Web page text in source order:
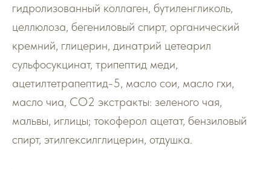
гидролизованный коллаген, бутиленгликоль,
целлюлоза, бегениловый спирт, органический
кремний, глицерин, динатрий цетеарил
сульфосукцинат, трипептид меди,
ацетилтетрапептид-5, масло сои, масло гхи,
масло чиа, СО2 экстракты: зеленого чая,
мальвы, иглицы; токоферол ацетат, бензиловый
спирт, этилгексилглицерин, отдушка.